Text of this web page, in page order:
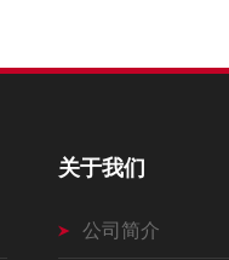
关于我们
公司简介